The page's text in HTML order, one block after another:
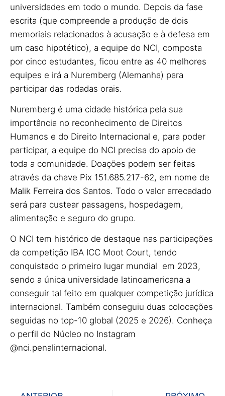
universidades em todo o mundo. Depois da fase
escrita (que compreende a produção de dois
memoriais relacionados à acusação e à defesa em
um caso hipotético), a equipe do NCI, composta
por cinco estudantes, ficou entre as 40 melhores
equipes e irá a Nuremberg (Alemanha) para
participar das rodadas orais.
Nuremberg é uma cidade histórica pela sua
importância no reconhecimento de Direitos
Humanos e do Direito Internacional e, para poder
participar, a equipe do NCI precisa do apoio de
toda a comunidade. Doações podem ser feitas
através da chave Pix 151.685.217-62, em nome de
Malik Ferreira dos Santos. Todo o valor arrecadado
será para custear passagens, hospedagem,
alimentação e seguro do grupo.
O NCI tem histórico de destaque nas participações
da competição IBA ICC Moot Court, tendo
conquistado o primeiro lugar mundial em 2023,
sendo a única universidade latinoamericana a
conseguir tal feito em qualquer competição jurídica
internacional. Também conseguiu duas colocações
seguidas no top-10 global (2025 e 2026). Conheça
o perfil do Núcleo no Instagram
@nci.penalinternacional.